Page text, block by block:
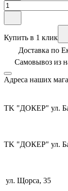
Купить в 1 клик
Доставка по
Самовывоз из
Адреса наших
TK "ДОКЕР" ул.
TK "ДОКЕР" ул.
ул. Щорса, 35